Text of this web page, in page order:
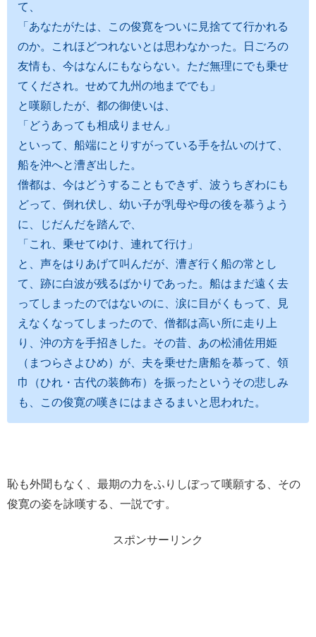
て、
「あなたがたは、この俊寛をついに見捨てて行かれる
のか。これほどつれないとは思わなかった。日ごろの
友情も、今はなんにもならない。ただ無理にでも乗せ
てくだされ。せめて九州の地まででも」
と嘆願したが、都の御使いは、
「どうあっても相成りません」
といって、船端にとりすがっている手を払いのけて、
船を沖へと漕ぎ出した。
僧都は、今はどうすることもできず、波うちぎわにも
どって、倒れ伏し、幼い子が乳母や母の後を慕うよう
に、じだんだを踏んで、
「これ、乗せてゆけ、連れて行け」
と、声をはりあげて叫んだが、漕ぎ行く船の常とし
て、跡に白波が残るばかりであった。船はまだ遠く去
ってしまったのではないのに、涙に目がくもって、見
えなくなってしまったので、僧都は高い所に走り上
り、沖の方を手招きした。その昔、あの松浦佐用姫
（まつらさよひめ）が、夫を乗せた唐船を慕って、領
巾（ひれ・古代の装飾布）を振ったというその悲しみ
も、この俊寛の嘆きにはまさるまいと思われた。
恥も外聞もなく、最期の力をふりしぼって嘆願する、その
俊寛の姿を詠嘆する、一説です。
スポンサーリンク